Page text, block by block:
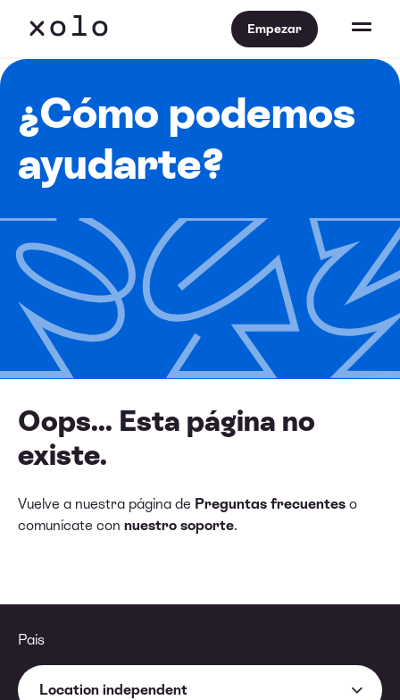
Empezar
¿Cómo podemos
ayudarte?
Oops... Esta página no
existe.
Vuelve a nuestra página de Preguntas frecuentes o
comunícate con nuestro soporte.
País
Location independent